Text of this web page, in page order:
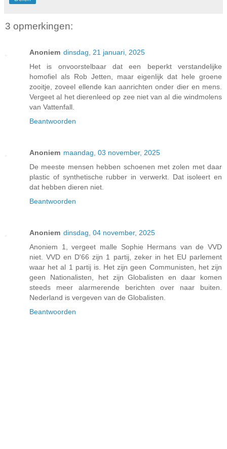
3 opmerkingen:
Anoniem dinsdag, 21 januari, 2025
Het is onvoorstelbaar dat een beperkt verstandelijke
homofiel als Rob Jetten, maar eigenlijk dat hele groene
zooitje, zoveel ellende kan aanrichten onder dier en mens.
Vergeet al het dierenleed op zee niet van al die windmolens
van Vattenfall.
Beantwoorden
Anoniem maandag, 03 november, 2025
De meeste mensen hebben schoenen met zolen met daar
plastic of synthetische rubber in verwerkt. Dat isoleert en
dat hebben dieren niet.
Beantwoorden
Anoniem dinsdag, 04 november, 2025
Anoniem 1, vergeet malle Sophie Hermans van de VVD
niet. VVD en D'66 zijn 1 partij, zeker in het EU parlement
waar het al 1 partij is. Het zijn geen Communisten, het zijn
geen Nationalisten, het zijn Globalisten en daar komen
steeds meer alarmerende berichten over naar buiten.
Nederland is vergeven van de Globalisten.
Beantwoorden